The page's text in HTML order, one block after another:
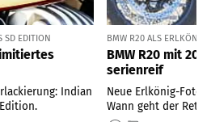
SD EDITION
Indian
BMW R20 ALS ERLKÖNIG
BMW R20 mit
serienreif
Neue Erlkönig-Fotos
Wann geht der